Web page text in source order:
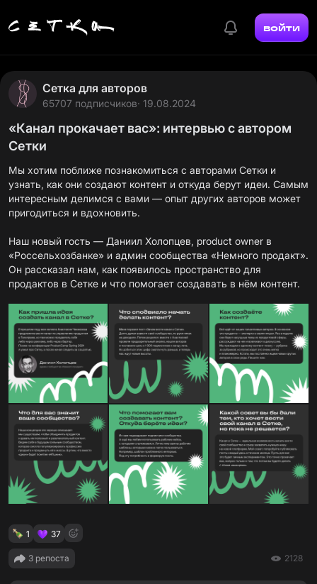
войти
Сетка для авторов
65707 подписчиков· 19.08.2024
«Канал прокачает вас»: интервью с автором
Сетки
Мы хотим поближе познакомиться с авторами Сетки и
узнать, как они создают контент и откуда берут идеи. Самым
интересным делимся с вами — опыт других авторов может
пригодиться и вдохновить.
Наш новый гость — Даниил Холопцев, product owner в
«Россельхозбанке» и админ сообщества «Немного продакт».
Он рассказал нам, как появилось пространство для
продактов в Сетке и что помогает создавать в нём контент.
1 37
3 репоста 2128